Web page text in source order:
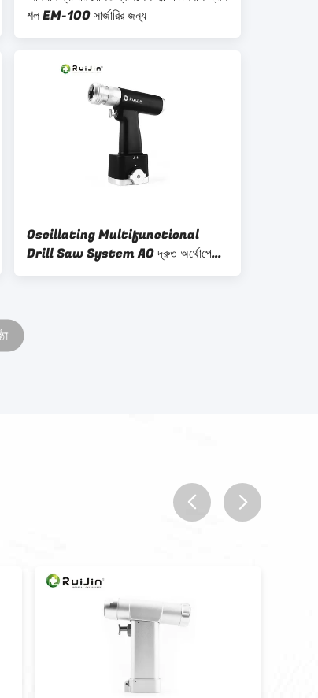
শল EM-100 সার্জারির জন্য
Oscillating Multifunctional
Drill Saw System AO দ্রুত অর্থোপেডিক
সার্জিক্যাল